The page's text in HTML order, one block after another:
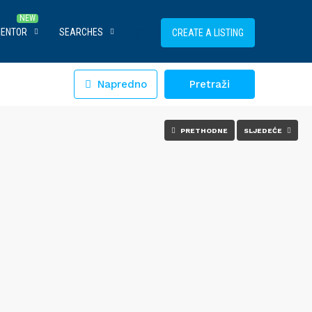
SEARCHES CREATE A LISTING
Napredno Pretraži
PRETHODNE SLJEDEĆE